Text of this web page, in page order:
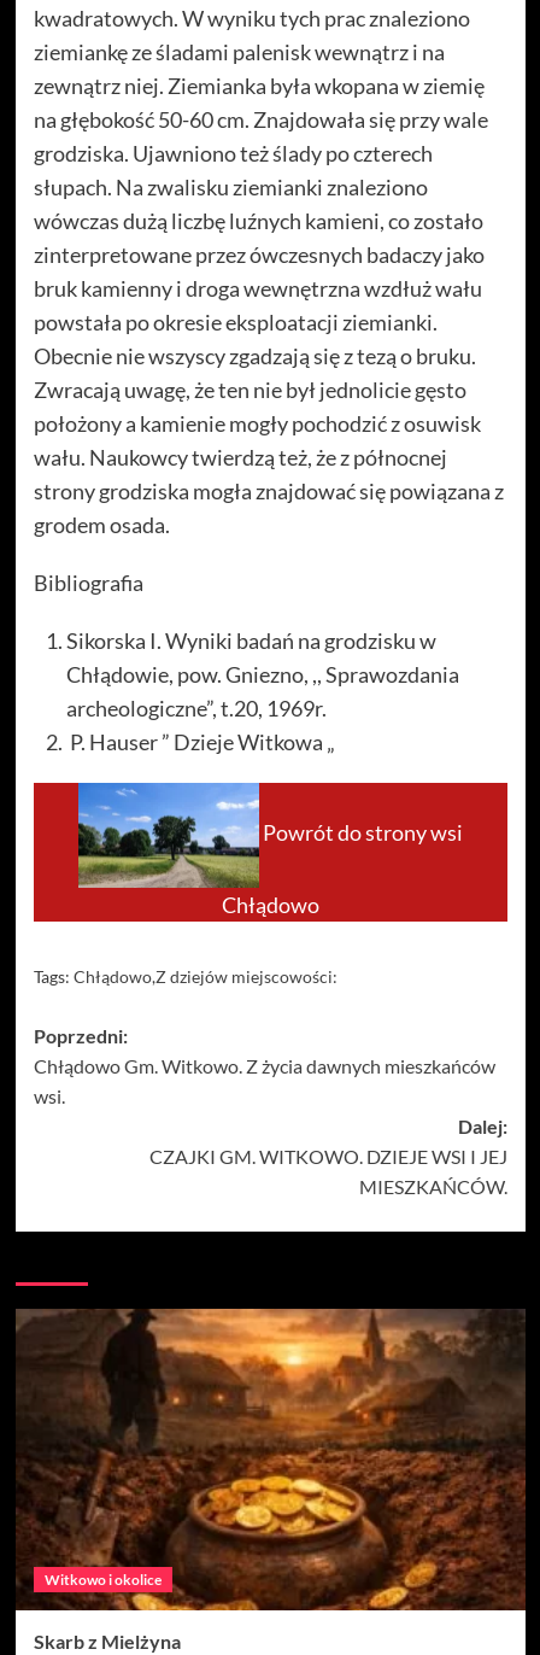
kwadratowych. W wyniku tych prac znaleziono
ziemiankę ze śladami palenisk wewnątrz i na
zewnątrz niej. Ziemianka była wkopana w ziemię
na głębokość 50-60 cm. Znajdowała się przy wale
grodziska. Ujawniono też ślady po czterech
słupach. Na zwalisku ziemianki znaleziono
wówczas dużą liczbę luźnych kamieni, co zostało
zinterpretowane przez ówczesnych badaczy jako
bruk kamienny i droga wewnętrzna wzdłuż wału
powstała po okresie eksploatacji ziemianki.
Obecnie nie wszyscy zgadzają się z tezą o bruku.
Zwracają uwagę, że ten nie był jednolicie gęsto
położony a kamienie mogły pochodzić z osuwisk
wału. Naukowcy twierdzą też, że z północnej
strony grodziska mogła znajdować się powiązana z
grodem osada.
Bibliografia
Sikorska I. Wyniki badań na grodzisku w
Chłądowie, pow. Gniezno, ,, Sprawozdania
archeologiczne”, t.20, 1969r.
P. Hauser ” Dzieje Witkowa „
Powrót do strony wsi
Chłądowo
Tags: Chłądowo,Z dziejów miejscowości:
Zobacz
wpisy
Poprzedni:
Chłądowo Gm. Witkowo. Z życia dawnych mieszkańców
wsi.
Dalej:
CZAJKI GM. WITKOWO. DZIEJE WSI I JEJ
MIESZKAŃCÓW.
Witkowo i okolice
Skarb z Mielżyna